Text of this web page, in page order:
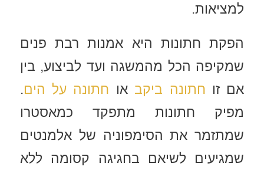
למציאות.
הפקת חתונות היא אמנות רבת פנים
שמקיפה הכל מהמשגה ועד לביצוע, בין
אם זו חתונה ביקב או חתונה על הים.
מפיק חתונות מתפקד כמאסטרו
שמתזמר את הסימפוניה של אלמנטים
שמגיעים לשיאם בחגיגה קסומה ללא